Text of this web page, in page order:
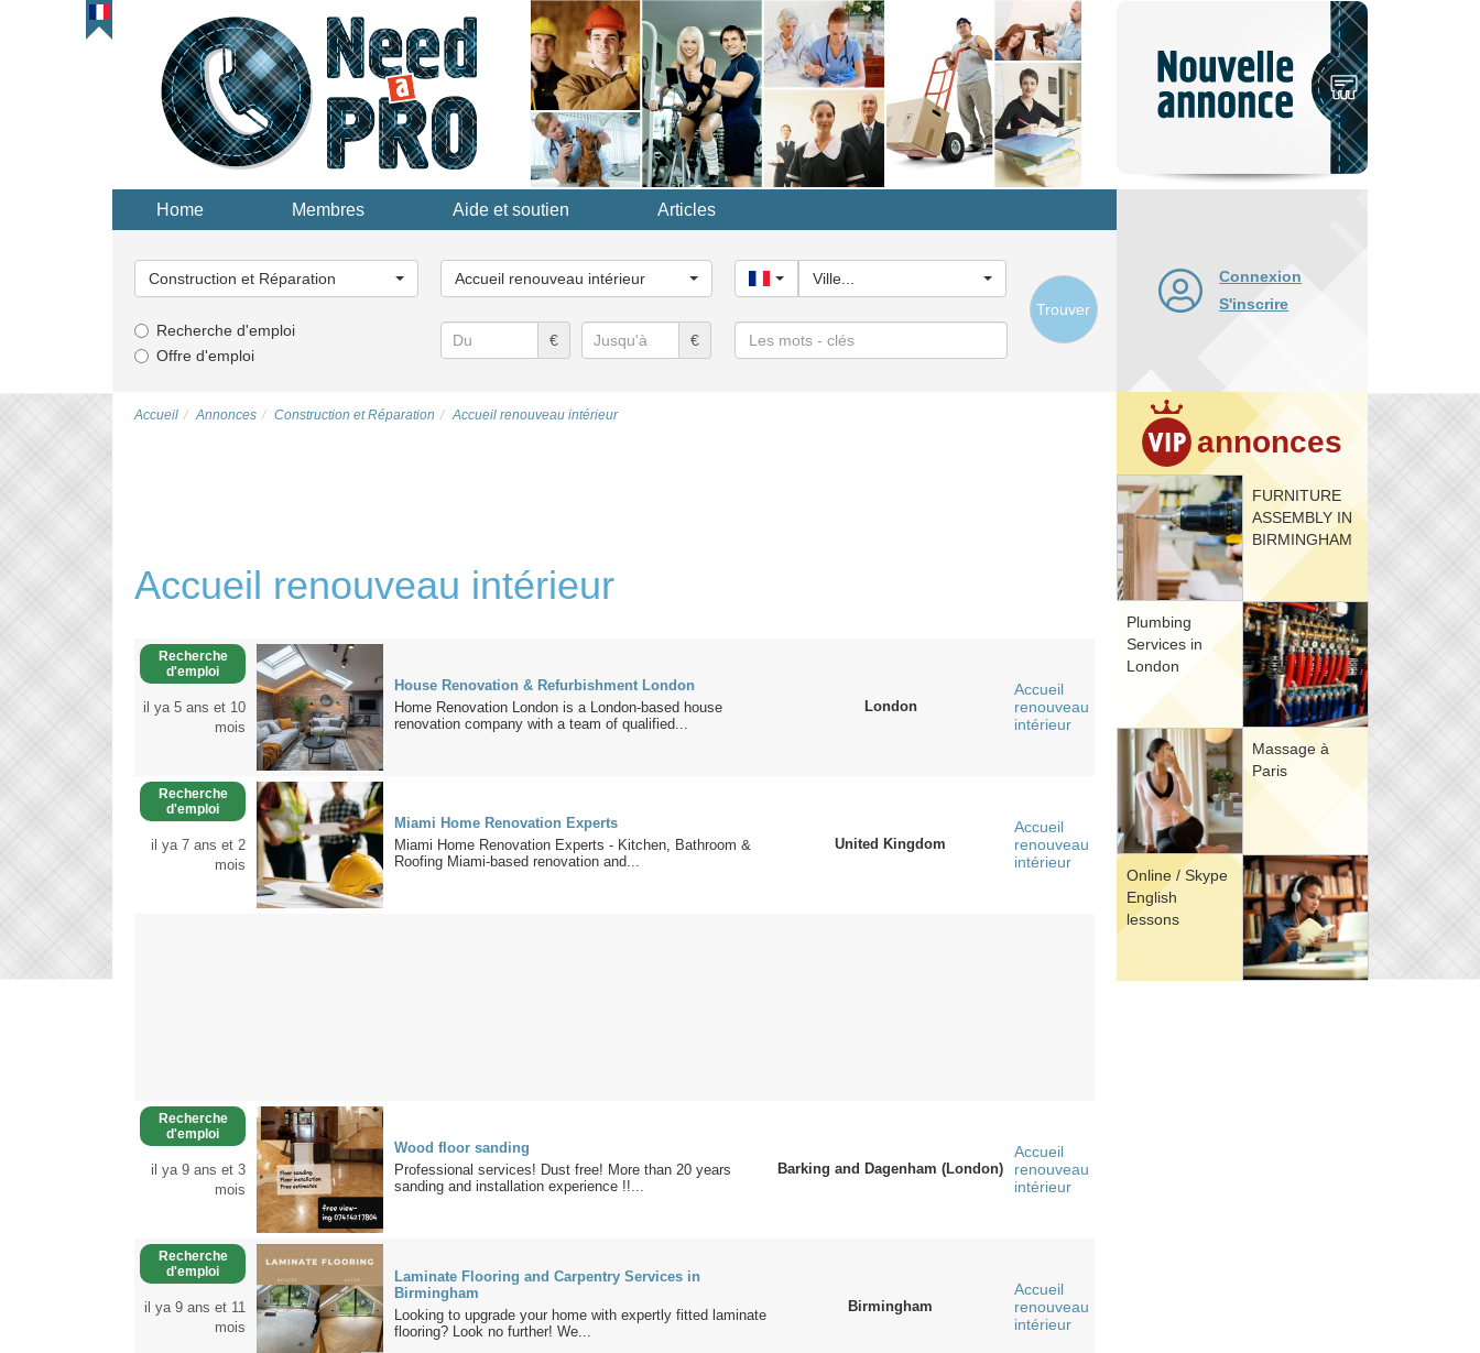
Home Membres Aide et soutien Articles
une
catégorie...
Construction et Réparation
une
catégorie...
Accueil renouveau intérieur FranceVille...
Recherche d'emploi
Offre d'emploi
€ €
Les
mots
Trouver
Connexion
S'inscrire
annonces
FURNITURE
ASSEMBLY IN
BIRMINGHAM
Plumbing
Services in
London
Massage à
Paris
Online / Skype
English
lessons
Accueil Annonces Construction et Réparation Accueil renouveau intérieur
Accueil renouveau intérieur
Recherche
d'emploi
il ya 5 ans et 10
mois
House Renovation & Refurbishment London
Home Renovation London is a London-based house
renovation company with a team of qualified...
London
Accueil
renouveau
intérieur
Recherche
d'emploi
il ya 7 ans et 2
mois
Miami Home Renovation Experts
Miami Home Renovation Experts - Kitchen, Bathroom &
Roofing Miami-based renovation and...
United Kingdom
Accueil
renouveau
intérieur
Recherche
d'emploi
il ya 9 ans et 3
mois
Wood floor sanding
Professional services! Dust free! More than 20 years
sanding and installation experience !!...
Barking and Dagenham (London)
Accueil
renouveau
intérieur
Recherche
d'emploi
il ya 9 ans et 11
mois
Laminate Flooring and Carpentry Services in
Birmingham
Looking to upgrade your home with expertly fitted laminate
flooring? Look no further! We...
Birmingham
Accueil
renouveau
intérieur